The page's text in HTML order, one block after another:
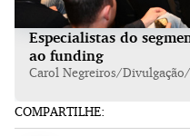
Especialistas do
ao funding
Carol Negreiros/
COMPARTILHE: